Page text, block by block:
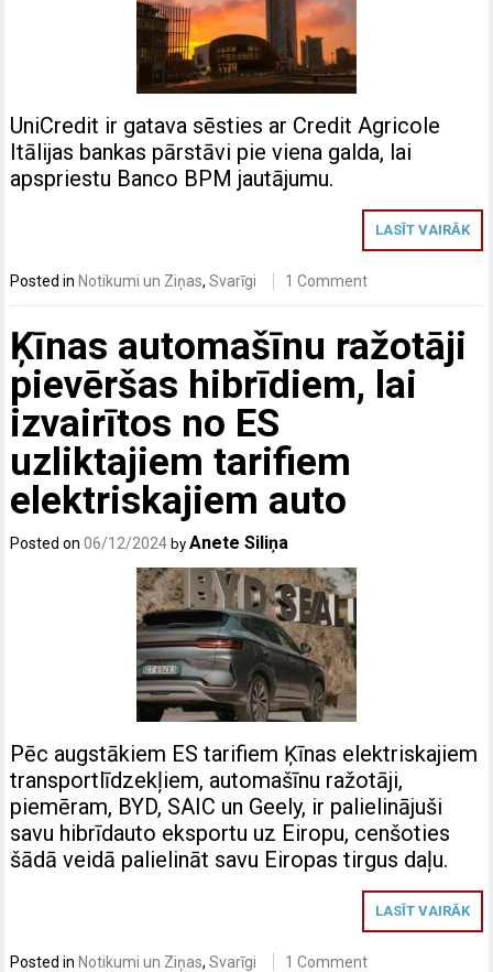
UniCredit ir gatava sēsties ar Credit Agricole
Itālijas bankas pārstāvi pie viena galda, lai
apspriestu Banco BPM jautājumu.
LASĪT VAIRĀK
Posted in Notikumi un Ziņas,Svarīgi 1 Comment
Ķīnas automašīnu ražotāji
pievēršas hibrīdiem, lai
izvairītos no ES
uzliktajiem tarifiem
elektriskajiem auto
Posted on06/12/2024 byAnete Siliņa
Pēc augstākiem ES tarifiem Ķīnas elektriskajiem
transportlīdzekļiem, automašīnu ražotāji,
piemēram, BYD, SAIC un Geely, ir palielinājuši
savu hibrīdauto eksportu uz Eiropu, cenšoties
šādā veidā palielināt savu Eiropas tirgus daļu.
LASĪT VAIRĀK
Posted in Notikumi un Ziņas,Svarīgi 1 Comment